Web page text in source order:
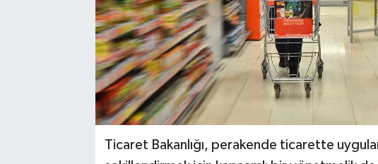
Ticaret Bakanlığı, perakende ticarette